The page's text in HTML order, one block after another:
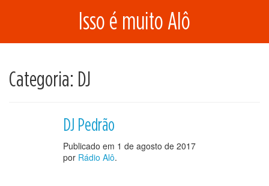
Isso é muito Alô
Categoria: DJ
DJ Pedrão
Publicado em 1 de agosto de 2017
por Rádio Alô.